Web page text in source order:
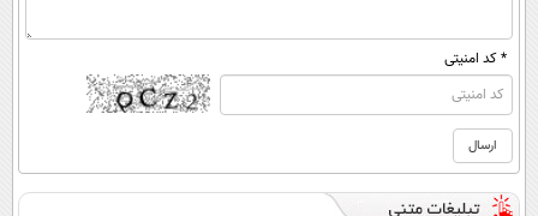
* کد امنیتی